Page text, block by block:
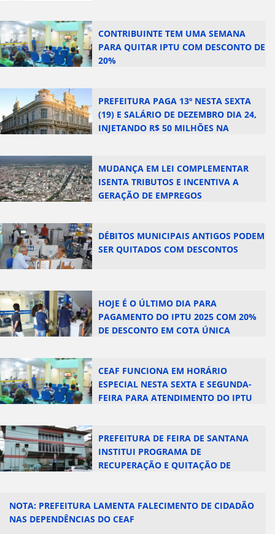
CONTRIBUINTE TEM UMA SEMANA
PARA QUITAR IPTU COM DESCONTO DE
20%
PREFEITURA PAGA 13º NESTA SEXTA
(19) E SALÁRIO DE DEZEMBRO DIA 24,
INJETANDO R$ 50 MILHÕES NA
MUDANÇA EM LEI COMPLEMENTAR
ISENTA TRIBUTOS E INCENTIVA A
GERAÇÃO DE EMPREGOS
DÉBITOS MUNICIPAIS ANTIGOS PODEM
SER QUITADOS COM DESCONTOS
HOJE É O ÚLTIMO DIA PARA
PAGAMENTO DO IPTU 2025 COM 20%
DE DESCONTO EM COTA ÚNICA
CEAF FUNCIONA EM HORÁRIO
ESPECIAL NESTA SEXTA E SEGUNDA-
FEIRA PARA ATENDIMENTO DO IPTU
PREFEITURA DE FEIRA DE SANTANA
INSTITUI PROGRAMA DE
RECUPERAÇÃO E QUITAÇÃO DE
NOTA: PREFEITURA LAMENTA FALECIMENTO DE CIDADÃO
NAS DEPENDÊNCIAS DO CEAF